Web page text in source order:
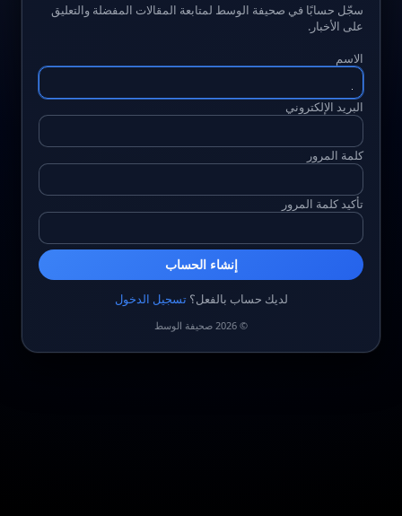
سجّل حسابًا في صحيفة الوسط لمتابعة المقالات المفضلة والتعليق
على الأخبار.
الاسم
البريد الإلكتروني
كلمة المرور
تأكيد كلمة المرور
إنشاء الحساب
لديك حساب بالفعل؟تسجيل الدخول
© 2026 صحيفة الوسط